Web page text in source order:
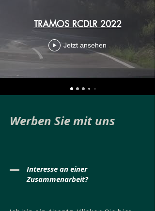
TRAMOS RCDLR 2022
Jetzt ansehen
Werben Sie mit uns
Interesse an einer
Zusammenarbeit?